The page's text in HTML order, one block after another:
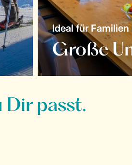
Große
Ideal für
Dir passt.